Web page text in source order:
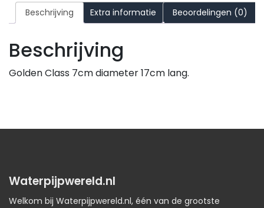
Beschrijving Extra informatie Beoordelingen (0)
Beschrijving
Golden Class 7cm diameter 17cm lang.
Waterpijpwereld.nl
Welkom bij Waterpijpwereld.nl, één van de grootste